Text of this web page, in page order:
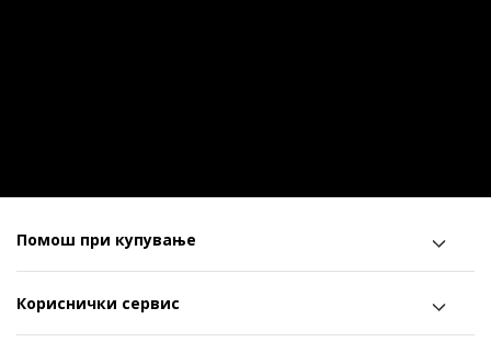
Помош при купување
Кориснички сервис